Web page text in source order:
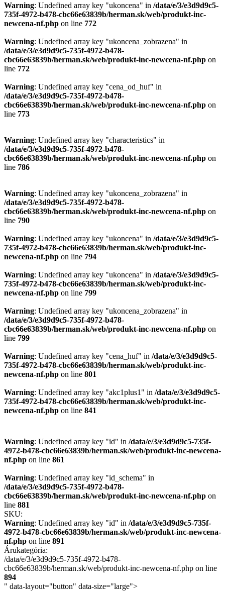
Warning: Undefined array key "ukoncena" in /data/e/3/e3d9d9c5-
735f-4972-b478-cbc66e63839b/herman.sk/web/produkt-inc-
newcena-nf.php on line 772
Warning: Undefined array key "ukoncena_zobrazena" in
/data/e/3/e3d9d9c5-735f-4972-b478-
cbc66e63839b/herman.sk/web/produkt-inc-newcena-nf.php on
line 772
Warning: Undefined array key "cena_od_huf" in
/data/e/3/e3d9d9c5-735f-4972-b478-
cbc66e63839b/herman.sk/web/produkt-inc-newcena-nf.php on
line 773
Warning: Undefined array key "characteristics" in
/data/e/3/e3d9d9c5-735f-4972-b478-
cbc66e63839b/herman.sk/web/produkt-inc-newcena-nf.php on
line 786
Warning: Undefined array key "ukoncena_zobrazena" in
/data/e/3/e3d9d9c5-735f-4972-b478-
cbc66e63839b/herman.sk/web/produkt-inc-newcena-nf.php on
line 790
Warning: Undefined array key "ukoncena" in /data/e/3/e3d9d9c5-
735f-4972-b478-cbc66e63839b/herman.sk/web/produkt-inc-
newcena-nf.php on line 794
Warning: Undefined array key "ukoncena" in /data/e/3/e3d9d9c5-
735f-4972-b478-cbc66e63839b/herman.sk/web/produkt-inc-
newcena-nf.php on line 799
Warning: Undefined array key "ukoncena_zobrazena" in
/data/e/3/e3d9d9c5-735f-4972-b478-
cbc66e63839b/herman.sk/web/produkt-inc-newcena-nf.php on
line 799
Warning: Undefined array key "cena_huf" in /data/e/3/e3d9d9c5-
735f-4972-b478-cbc66e63839b/herman.sk/web/produkt-inc-
newcena-nf.php on line 801
Warning: Undefined array key "akc1plus1" in /data/e/3/e3d9d9c5-
735f-4972-b478-cbc66e63839b/herman.sk/web/produkt-inc-
newcena-nf.php on line 841
Warning: Undefined array key "id" in /data/e/3/e3d9d9c5-735f-
4972-b478-cbc66e63839b/herman.sk/web/produkt-inc-newcena-
nf.php on line 861
Warning: Undefined array key "id_schema" in
/data/e/3/e3d9d9c5-735f-4972-b478-
cbc66e63839b/herman.sk/web/produkt-inc-newcena-nf.php on
line 881
SKU:
Warning: Undefined array key "id" in /data/e/3/e3d9d9c5-735f-
4972-b478-cbc66e63839b/herman.sk/web/produkt-inc-newcena-
nf.php on line 891
Árukategória:
/data/e/3/e3d9d9c5-735f-4972-b478-
cbc66e63839b/herman.sk/web/produkt-inc-newcena-nf.php on line
894
" data-layout="button" data-size="large">